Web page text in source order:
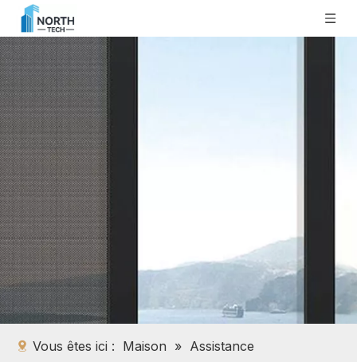
Vous êtes ici : Maison » Assistance